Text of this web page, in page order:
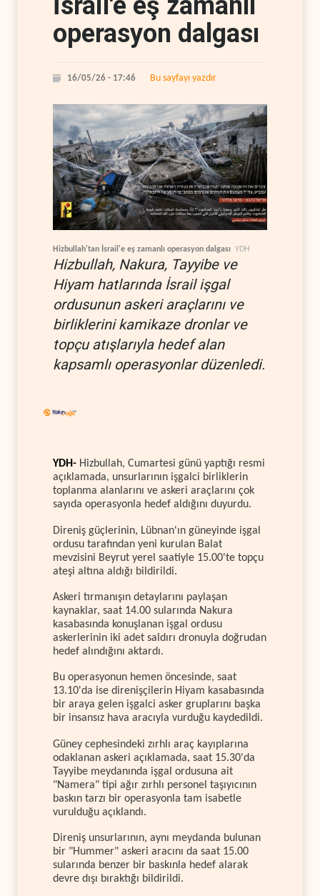
operasyon dalgası
16/05/26 - 17:46 Bu sayfayı yazdır
Hizbullah'tan İsrail'e eş zamanlı operasyon dalgası YDH
Hizbullah, Nakura, Tayyibe ve
Hiyam hatlarında İsrail işgal
ordusunun askeri araçlarını ve
birliklerini kamikaze dronlar ve
topçu atışlarıyla hedef alan
kapsamlı operasyonlar düzenledi.
YDH- Hizbullah, Cumartesi günü yaptığı resmi
açıklamada, unsurlarının işgalci birliklerin
toplanma alanlarını ve askeri araçlarını çok
sayıda operasyonla hedef aldığını duyurdu.
Direniş güçlerinin, Lübnan'ın güneyinde işgal
ordusu tarafından yeni kurulan Balat
mevzisini Beyrut yerel saatiyle 15.00'te topçu
ateşi altına aldığı bildirildi.
Askeri tırmanışın detaylarını paylaşan
kaynaklar, saat 14.00 sularında Nakura
kasabasında konuşlanan işgal ordusu
askerlerinin iki adet saldırı dronuyla doğrudan
hedef alındığını aktardı.
Bu operasyonun hemen öncesinde, saat
13.10'da ise direnişçilerin Hiyam kasabasında
bir araya gelen işgalci asker gruplarını başka
bir insansız hava aracıyla vurduğu kaydedildi.
Güney cephesindeki zırhlı araç kayıplarına
odaklanan askeri açıklamada, saat 15.30'da
Tayyibe meydanında işgal ordusuna ait
"Namera" tipi ağır zırhlı personel taşıyıcının
baskın tarzı bir operasyonla tam isabetle
vurulduğu açıklandı.
Direniş unsurlarının, aynı meydanda bulunan
bir "Hummer" askeri aracını da saat 15.00
sularında benzer bir baskınla hedef alarak
devre dışı bıraktığı bildirildi.